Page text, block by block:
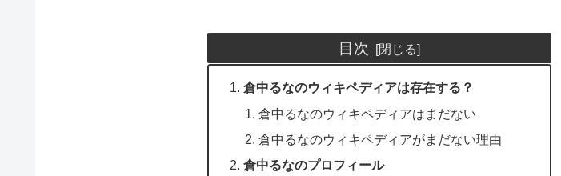
目次
倉中るなのウィキペディアは存在する？
倉中るなのウィキペディアはまだない
倉中るなのウィキペディアがまだない理由
倉中るなのプロフィール